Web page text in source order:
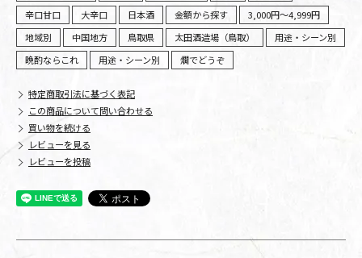
辛口甘口
大辛口 日本酒 金額から探す
3,000円～4,999円
地域別
中国地方 鳥取県 太田酒造場（鳥取）
用途・シーン別
晩酌ならこれ
用途・シーン別 燗でどうぞ
特定商取引法に基づく表記
この商品について問い合わせる
買い物を続ける
レビューを見る
レビューを投稿